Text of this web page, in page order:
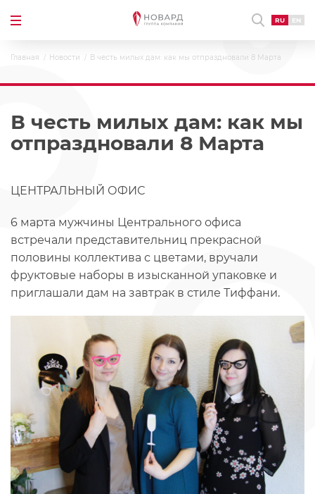
RU EN
Главная Новости В честь милых дам: как мы отпраздновали 8 Марта
В честь милых дам: как мы
отпраздновали 8 Марта
ЦЕНТРАЛЬНЫЙ ОФИС
6 марта мужчины Центрального офиса
встречали представительниц прекрасной
половины коллектива с цветами, вручали
фруктовые наборы в изысканной упаковке и
приглашали дам на завтрак в стиле Тиффани.